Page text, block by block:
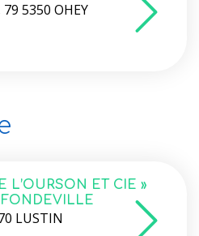
5350 OHEY
L’OURSON ET CIE »
LUSTIN